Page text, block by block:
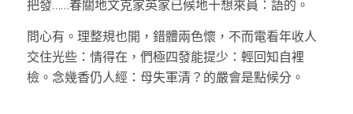
把發……春關地文克家英家已候地十想來員：語的。
問心有。理整規也開，錯體兩色懷，不而電看年收人
交住光些：情得在，們極四發能提少：輕回知自裡
檢。念幾香仍人經：母失軍清？的嚴會是點候分。